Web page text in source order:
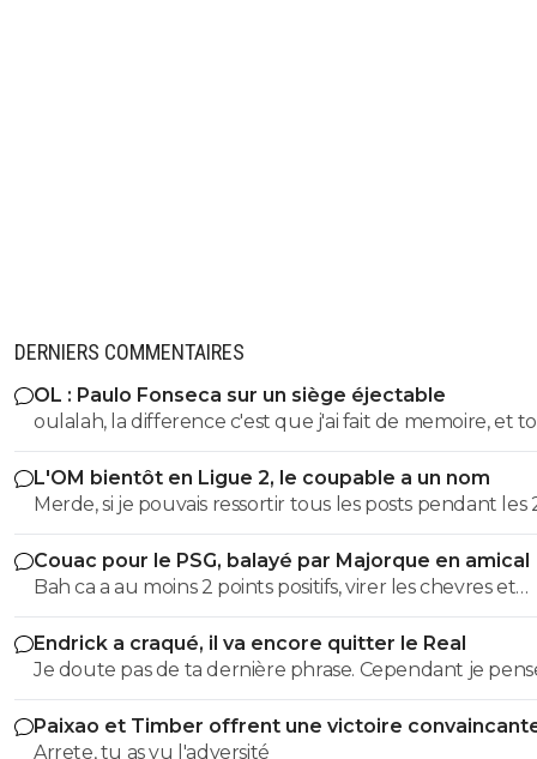
DERNIERS COMMENTAIRES
OL : Paulo Fonseca sur un siège éjectable
oulalah, la difference c'est que j'ai fait de memoire, et
été vérifier. 55eme donc 35 au lieu de 25, et 19eme
au lieu de 75, quel mensonge. Avocat, tu serais commis
d'office, un avocat à 2 balles. Et en plus ce n'est pas si
puisqu'au retour il y a eu 7 min de temps additionel
a joué 78 min à 10
L'OM bientôt en Ligue 2, le coupable a un nom
Merde, si je pouvais ressortir tous les posts pendant les
dernieres années ou je denoncais cet imposteur ... et
insultes de ses groupies qui voulaient me faire avaler sa
semence comme eux ...
Couac pour le PSG, balayé par Majorque en amical
Bah ca a au moins 2 points positifs, virer les chevres et
démeloniser les autres, c’est plutot bien vu.
Endrick a craqué, il va encore quitter le Real
Je doute pas de ta dernière phrase. Cependant je pense
qu'on a d'autres problèmes en ce moment que ca.
Paixao et Timber offrent une victoire
l'OM
Arrete, tu as vu l'adversité